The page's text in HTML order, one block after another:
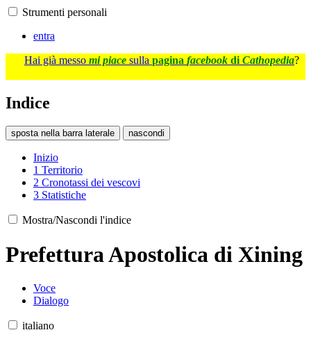
Strumenti personali
entra
Hai già messo mi piace sulla pagina facebook di Cathopedia?
Indice
sposta nella barra laterale nascondi
Inizio
1 Territorio
2 Cronotassi dei vescovi
3 Statistiche
Mostra/Nascondi l'indice
Prefettura Apostolica di Xining
Voce
Dialogo
italiano